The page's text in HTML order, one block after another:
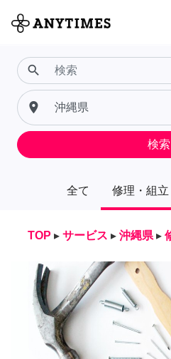
全て 修理・組立
search
place
検索
TOP ▸ サービス ▸ 沖縄県 ▸